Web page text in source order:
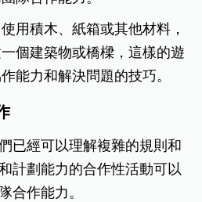
使用積木、紙箱或其他材料，
個建築物或橋樑，這樣的遊
能力和解決問題的技巧。
已經可以理解複雜的規則和
計劃能力的合作性活動可以
合作能力。